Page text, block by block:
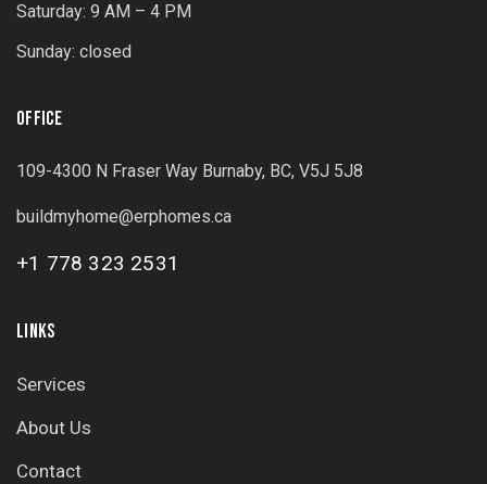
Saturday: 9 AM – 4 PM
Sunday: closed
OFFICE
109-4300 N Fraser Way Burnaby, BC, V5J 5J8
buildmyhome@erphomes.ca
+1 778 323 2531
LINKS
Services
About Us
Contact